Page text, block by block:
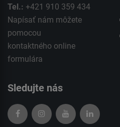
Tel.: +421 910 359 434
Napísať nám môžete
pomocou
kontaktného online
formulára
Sledujte nás